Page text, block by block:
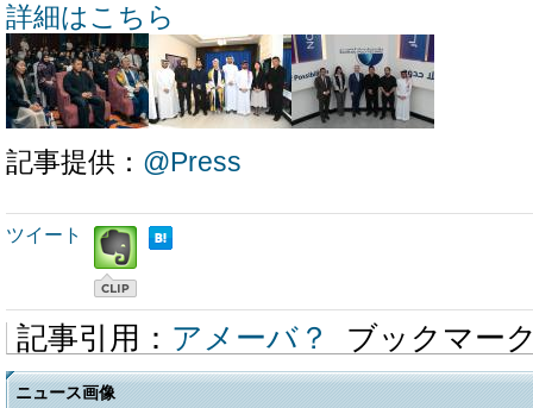
詳細はこちら
記事提供： @Press
ツイート
記事引用： アメーバ？ ブックマー
ニュース画像